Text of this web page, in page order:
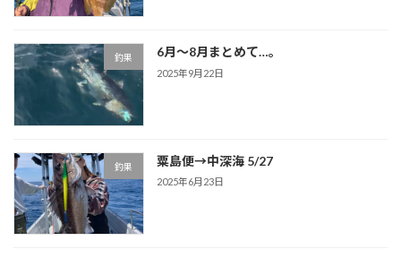
釣果 6月～8月まとめて…。
2025年9月22日
釣果 粟島便→中深海 5/27
2025年6月23日